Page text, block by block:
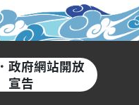
·政府網站開放
宣告